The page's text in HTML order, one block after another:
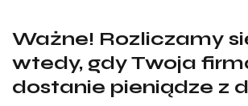
Ważne! Rozliczamy
wtedy, gdy Twoja
dostanie pieniądze z